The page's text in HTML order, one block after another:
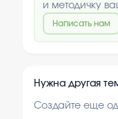
и методичку
Написать нам
Нужна другая
Создайте еще